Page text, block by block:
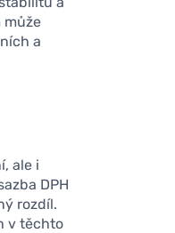
může
a
ale i
DPH
rozdíl.
v těchto